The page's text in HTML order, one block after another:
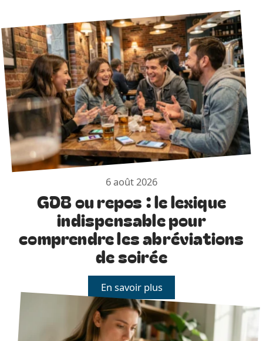
6 août 2026
GDB ou repos : le lexique
indispensable pour
comprendre les abréviations
de soirée
En savoir plus